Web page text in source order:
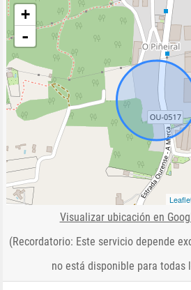
+
-
Visualizar ubicación en
(Recordatorio: Este servicio depende
no está disponible para todas